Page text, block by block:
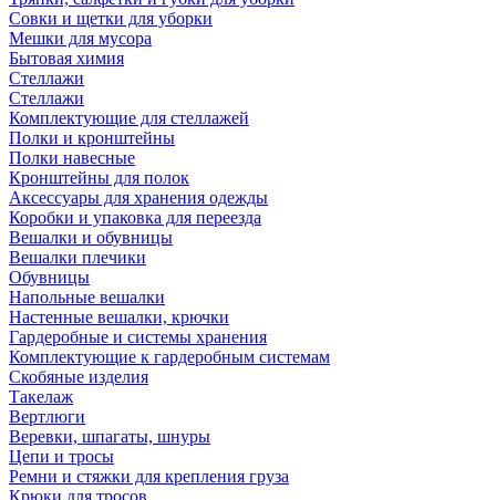
Совки и щетки для уборки
Мешки для мусора
Бытовая химия
Стеллажи
Стеллажи
Комплектующие для стеллажей
Полки и кронштейны
Полки навесные
Кронштейны для полок
Аксессуары для хранения одежды
Коробки и упаковка для переезда
Вешалки и обувницы
Вешалки плечики
Обувницы
Напольные вешалки
Настенные вешалки, крючки
Гардеробные и системы хранения
Комплектующие к гардеробным системам
Скобяные изделия
Такелаж
Вертлюги
Веревки, шпагаты, шнуры
Цепи и тросы
Ремни и стяжки для крепления груза
Крюки для тросов